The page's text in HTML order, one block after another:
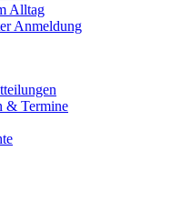
Alltag
Anmeldung
& Termine